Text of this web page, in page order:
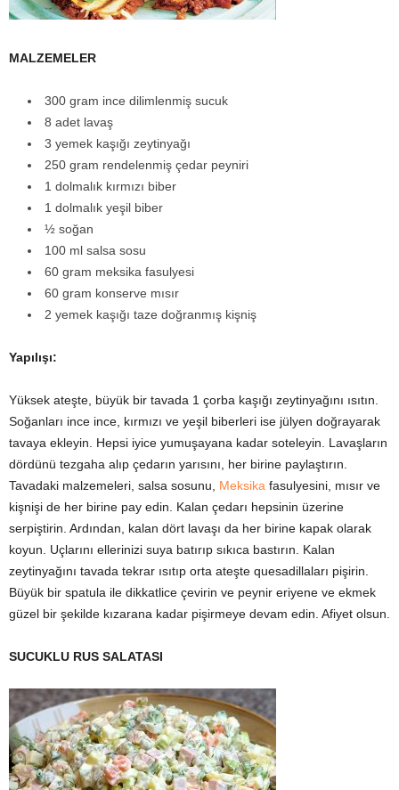
MALZEMELER
300 gram ince dilimlenmiş sucuk
8 adet lavaş
3 yemek kaşığı zeytinyağı
250 gram rendelenmiş çedar peyniri
1 dolmalık kırmızı biber
1 dolmalık yeşil biber
½ soğan
100 ml salsa sosu
60 gram meksika fasulyesi
60 gram konserve mısır
2 yemek kaşığı taze doğranmış kişniş
Yapılışı:
Yüksek ateşte, büyük bir tavada 1 çorba kaşığı zeytinyağını ısıtın.
Soğanları ince ince, kırmızı ve yeşil biberleri ise jülyen doğrayarak
tavaya ekleyin. Hepsi iyice yumuşayana kadar soteleyin. Lavaşların
dördünü tezgaha alıp çedarın yarısını, her birine paylaştırın.
Tavadaki malzemeleri, salsa sosunu, Meksika fasulyesini, mısır ve
kişnişi de her birine pay edin. Kalan çedarı hepsinin üzerine
serpiştirin. Ardından, kalan dört lavaşı da her birine kapak olarak
koyun. Uçlarını ellerinizi suya batırıp sıkıca bastırın. Kalan
zeytinyağını tavada tekrar ısıtıp orta ateşte quesadillaları pişirin.
Büyük bir spatula ile dikkatlice çevirin ve peynir eriyene ve ekmek
güzel bir şekilde kızarana kadar pişirmeye devam edin. Afiyet olsun.
SUCUKLU RUS SALATASI